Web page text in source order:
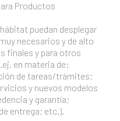
Productos
puedan desplegar
necesarios y de alto
finales y para otros
en materia de:
de tareas/trámites;
y nuevos modelos
y garantía;
entrega; etc.).